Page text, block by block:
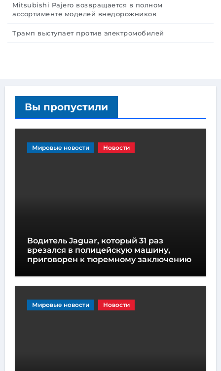
Mitsubishi Pajero возвращается в полном
ассортименте моделей внедорожников
Трамп выступает против электромобилей
Вы пропустили
Мировые новости Новости
Водитель Jaguar, который 31 раз
врезался в полицейскую машину,
приговорен к тюремному заключению
Мировые новости Новости